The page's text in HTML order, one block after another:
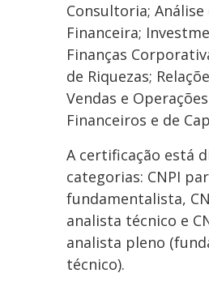
Consultoria; Análise
Financeira;
Finanças
de Riquezas;
Vendas e
Financeiros e de
A certificação está
categorias: CNPI
fundamentalista,
analista técnico e
analista pleno
técnico).